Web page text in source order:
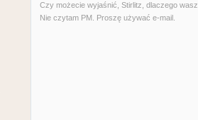
Czy możecie wyjaśnić, Stirlitz, dlaczego
Nie czytam PM. Proszę używać e-mail.